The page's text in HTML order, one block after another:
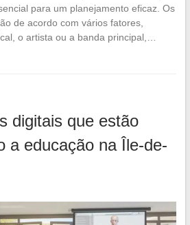
para um planejamento eficaz. Os
de acordo com vários fatores,
o artista ou a banda principal,…
digitais que estão
a educação na Île-de-